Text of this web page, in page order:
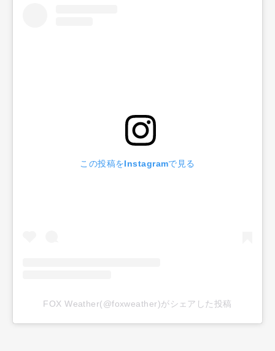
この投稿をInstagramで見る
FOX Weather(@foxweather)がシェアした投稿